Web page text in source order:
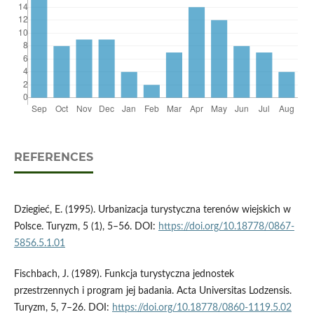
REFERENCES
Dziegieć, E. (1995). Urbanizacja turystyczna terenów wiejskich w
Polsce. Turyzm, 5 (1), 5–56. DOI: https://doi.org/10.18778/0867-
5856.5.1.01
Fischbach, J. (1989). Funkcja turystyczna jednostek
przestrzennych i program jej badania. Acta Universitas Lodzensis.
Turyzm, 5, 7–26. DOI: https://doi.org/10.18778/0860-1119.5.02